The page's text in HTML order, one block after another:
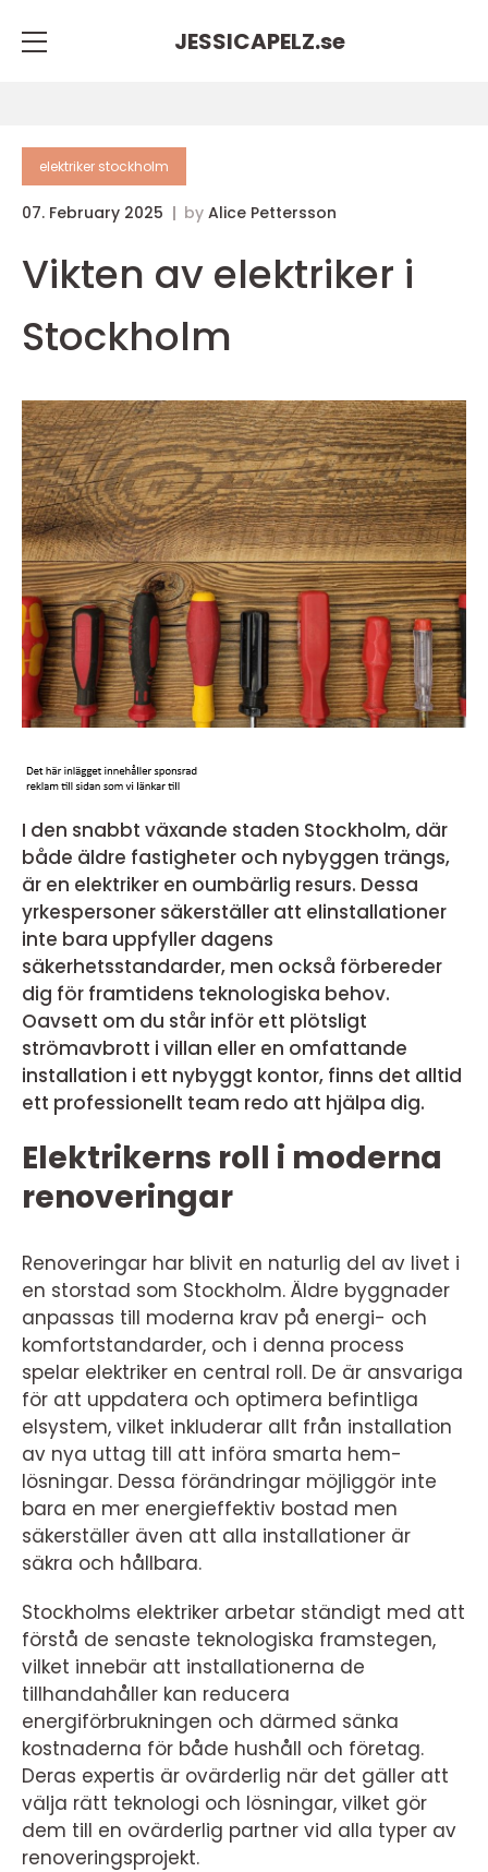
JESSICAPELZ.se
elektriker stockholm
07. February 2025 by Alice Pettersson
Vikten av elektriker i
Stockholm
I den snabbt växande staden Stockholm, där
både äldre fastigheter och nybyggen trängs,
är en elektriker en oumbärlig resurs. Dessa
yrkespersoner säkerställer att elinstallationer
inte bara uppfyller dagens
säkerhetsstandarder, men också förbereder
dig för framtidens teknologiska behov.
Oavsett om du står inför ett plötsligt
strömavbrott i villan eller en omfattande
installation i ett nybyggt kontor, finns det alltid
ett professionellt team redo att hjälpa dig.
Elektrikerns roll i moderna
renoveringar
Renoveringar har blivit en naturlig del av livet i
en storstad som Stockholm. Äldre byggnader
anpassas till moderna krav på energi- och
komfortstandarder, och i denna process
spelar elektriker en central roll. De är ansvariga
för att uppdatera och optimera befintliga
elsystem, vilket inkluderar allt från installation
av nya uttag till att införa smarta hem-
lösningar. Dessa förändringar möjliggör inte
bara en mer energieffektiv bostad men
säkerställer även att alla installationer är
säkra och hållbara.
Stockholms elektriker arbetar ständigt med att
förstå de senaste teknologiska framstegen,
vilket innebär att installationerna de
tillhandahåller kan reducera
energiförbrukningen och därmed sänka
kostnaderna för både hushåll och företag.
Deras expertis är ovärderlig när det gäller att
välja rätt teknologi och lösningar, vilket gör
dem till en ovärderlig partner vid alla typer av
renoveringsprojekt.